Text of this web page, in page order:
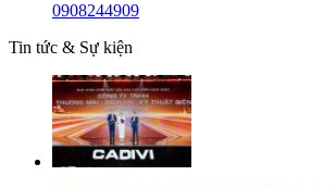
0908244909
Tin tức & Sự kiện